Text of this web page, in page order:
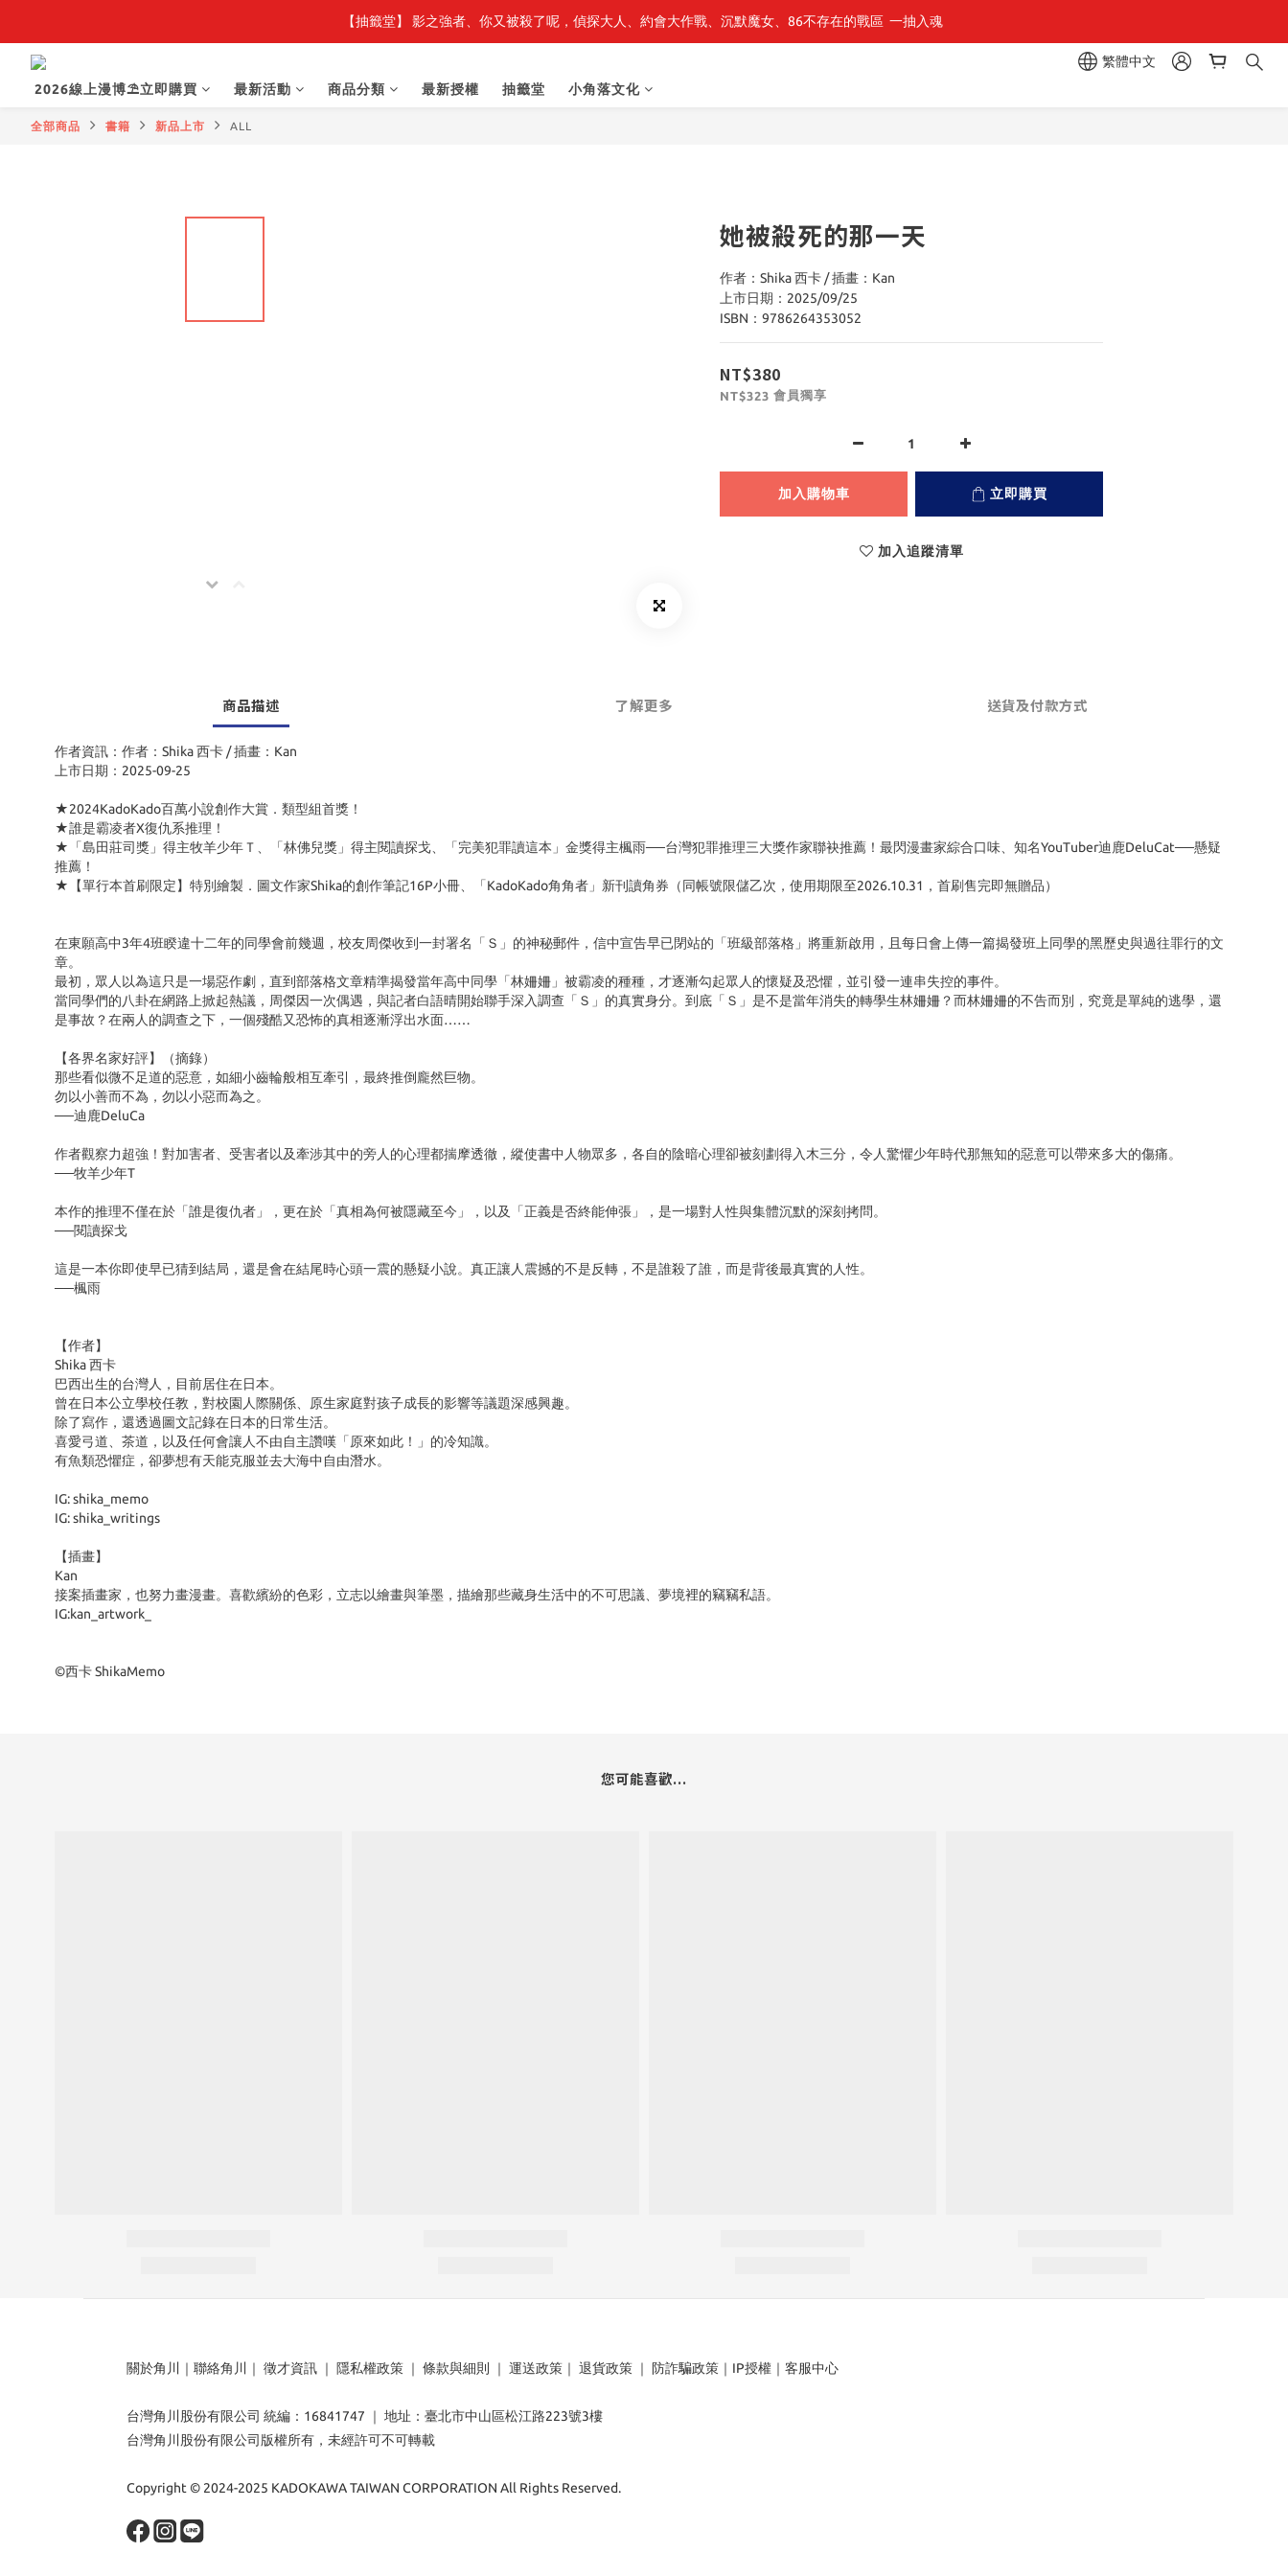
最新開賣🔥「全知讀者視角」 周邊商品
【抽籤堂】 影之強者、你又被殺了呢，偵探大人、約會大作戰、沉默魔女、86不存在的戰區  一抽入魂
繁體中文
2026線上漫博⛱️立即購買
最新活動 商品分類 最新授權 抽籤堂 小角落文化
全部商品 書籍 新品上市 ALL
她被殺死的那一天
作者：Shika 西卡 / 插畫：Kan
上市日期：2025/09/25
ISBN：9786264353052
NT$380
NT$323 會員獨享
加入購物車 立即購買
加入追蹤清單
商品描述 了解更多 送貨及付款方式
作者資訊：作者：Shika 西卡 / 插畫：Kan
上市日期：2025-09-25
★2024KadoKado百萬小說創作大賞．類型組首獎！
★誰是霸凌者X復仇系推理！
★「島田莊司獎」得主牧羊少年Ｔ、「林佛兒獎」得主閱讀探戈、「完美犯罪讀這本」金獎得主楓雨──台灣犯罪推理三大獎作家聯袂推薦！最閃漫畫家綜合口味、知名YouTuber迪鹿DeluCat──懸疑
推薦！
★【單行本首刷限定】特別繪製．圖文作家Shika的創作筆記16P小冊、「KadoKado角角者」新刊讀角券（同帳號限儲乙次，使用期限至2026.10.31，首刷售完即無贈品）
在東願高中3年4班睽違十二年的同學會前幾週，校友周傑收到一封署名「Ｓ」的神秘郵件，信中宣告早已閉站的「班級部落格」將重新啟用，且每日會上傳一篇揭發班上同學的黑歷史與過往罪行的文
章。
最初，眾人以為這只是一場惡作劇，直到部落格文章精準揭發當年高中同學「林姍姍」被霸凌的種種，才逐漸勾起眾人的懷疑及恐懼，並引發一連串失控的事件。
當同學們的八卦在網路上掀起熱議，周傑因一次偶遇，與記者白語晴開始聯手深入調查「Ｓ」的真實身分。到底「Ｓ」是不是當年消失的轉學生林姍姍？而林姍姍的不告而別，究竟是單純的逃學，還
是事故？在兩人的調查之下，一個殘酷又恐怖的真相逐漸浮出水面……
【各界名家好評】（摘錄）
那些看似微不足道的惡意，如細小齒輪般相互牽引，最終推倒龐然巨物。
勿以小善而不為，勿以小惡而為之。
──迪鹿DeluCa
作者觀察力超強！對加害者、受害者以及牽涉其中的旁人的心理都揣摩透徹，縱使書中人物眾多，各自的陰暗心理卻被刻劃得入木三分，令人驚懼少年時代那無知的惡意可以帶來多大的傷痛。
──牧羊少年T
本作的推理不僅在於「誰是復仇者」，更在於「真相為何被隱藏至今」，以及「正義是否終能伸張」，是一場對人性與集體沉默的深刻拷問。
──閱讀探戈
這是一本你即使早已猜到結局，還是會在結尾時心頭一震的懸疑小說。真正讓人震撼的不是反轉，不是誰殺了誰，而是背後最真實的人性。
──楓雨
【作者】
Shika 西卡
巴西出生的台灣人，目前居住在日本。
曾在日本公立學校任教，對校園人際關係、原生家庭對孩子成長的影響等議題深感興趣。
除了寫作，還透過圖文記錄在日本的日常生活。
喜愛弓道、茶道，以及任何會讓人不由自主讚嘆「原來如此！」的冷知識。
有魚類恐懼症，卻夢想有天能克服並去大海中自由潛水。
IG: shika_memo
IG: shika_writings
【插畫】
Kan
接案插畫家，也努力畫漫畫。喜歡繽紛的色彩，立志以繪畫與筆墨，描繪那些藏身生活中的不可思議、夢境裡的竊竊私語。
IG:kan_artwork_
©西卡 ShikaMemo
您可能喜歡...
關於角川 ｜ 聯絡角川 ｜ 徵才資訊 ｜ 隱私權政策 ｜ 條款與細則 ｜ 運送政策 ｜ 退貨政策 ｜ 防詐騙政策 ｜ IP授權 ｜ 客服中心
台灣角川股份有限公司 統編：16841747 ｜ 地址：臺北市中山區松江路223號3樓
台灣角川股份有限公司版權所有，未經許可不可轉載
Copyright © 2024-2025 KADOKAWA TAIWAN CORPORATION All Rights Reserved.